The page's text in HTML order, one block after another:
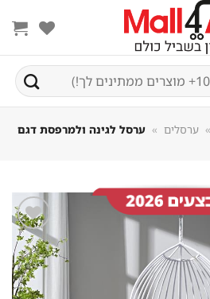
ערסלים » ערסל לגינה ולמרפסת דגם
שמור
מוצר
במועדפים